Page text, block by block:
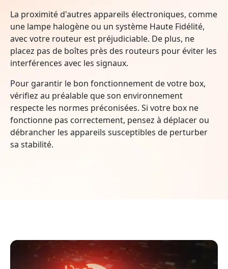
La proximité d'autres appareils électroniques, comme
une lampe halogène ou un système Haute Fidélité,
avec votre routeur est préjudiciable. De plus, ne
placez pas de boîtes près des routeurs pour éviter les
interférences avec les signaux.
Pour garantir le bon fonctionnement de votre box,
vérifiez au préalable que son environnement
respecte les normes préconisées. Si votre box ne
fonctionne pas correctement, pensez à déplacer ou
débrancher les appareils susceptibles de perturber
sa stabilité.